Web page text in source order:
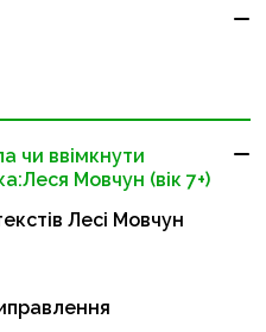
чи ввімкнути
Мовчун (вік 7+)
Лесі Мовчун